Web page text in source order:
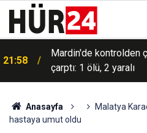
21:58
Mardin'de kontrolden
çarptı: 1 ölü, 2 yaralı
21:45
HÜDA PAR heyeti,
sakinlerini ziyaret etti
Anasayfa
Malatya
hastaya umut oldu